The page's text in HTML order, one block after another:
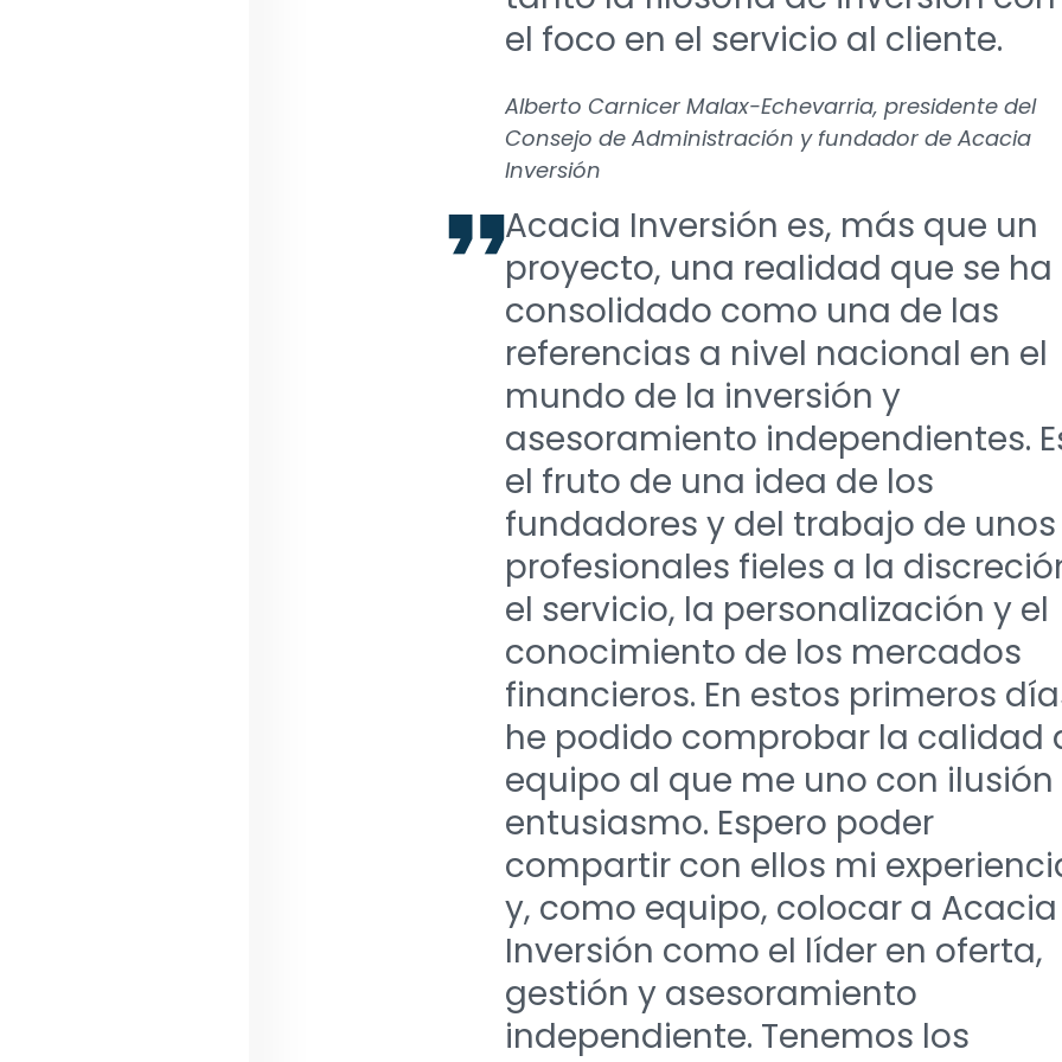
el foco en el servicio al cliente.
Alberto Carnicer Malax-Echevarria, presidente del
Consejo de Administración y fundador de Acacia
Inversión
Acacia Inversión es, más que un
proyecto, una realidad que se ha
consolidado como una de las
referencias a nivel nacional en el
mundo de la inversión y
asesoramiento independientes.
el fruto de una idea de los
fundadores y del trabajo de unos
profesionales fieles a la
el servicio, la personalización y el
conocimiento de los mercados
financieros. En estos primeros
he podido comprobar la calidad
equipo al que me uno con ilusión
entusiasmo. Espero poder
compartir con ellos mi
y, como equipo, colocar a Acacia
Inversión como el líder en oferta,
gestión y asesoramiento
independiente. Tenemos los